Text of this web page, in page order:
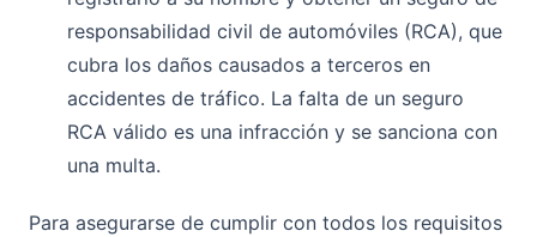
responsabilidad civil de automóviles (RCA), que
cubra los daños causados a terceros en
accidentes de tráfico. La falta de un seguro
RCA válido es una infracción y se sanciona con
una multa.
Para asegurarse de cumplir con todos los requisitos